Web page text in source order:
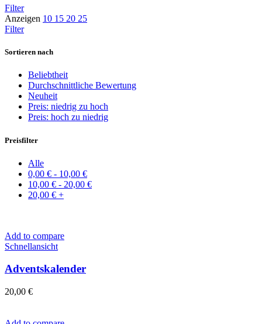
Filter
Anzeigen 10 15 20 25
Filter
Sortieren nach
Beliebtheit
Durchschnittliche Bewertung
Neuheit
Preis: niedrig zu hoch
Preis: hoch zu niedrig
Preisfilter
Alle
0,00 € - 10,00 €
10,00 € - 20,00 €
20,00 € +
Add to compare
Schnellansicht
Adventskalender
20,00 €